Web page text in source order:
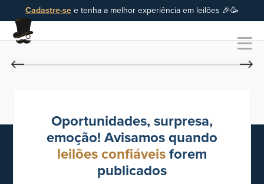
Cadastre-se e tenha a melhor experiência em leilões 🎉🥳
Oportunidades, surpresa,
emoção! Avisamos quando
leilões confiáveis forem
publicados